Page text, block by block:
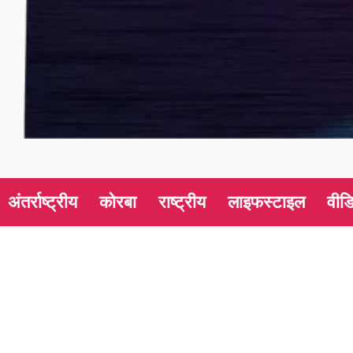
अंतर्राष्ट्रीय कोरबा राष्ट्रीय लाइफस्टाइल